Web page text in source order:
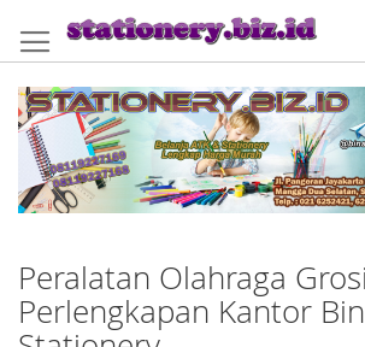
to
Content
Peralatan Olahraga
Perlengkapan Kantor